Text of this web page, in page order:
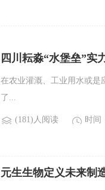
四川耘淼“水堡垒”实
在农业灌溉、工业用水或是
了...
(181)人阅读 时间
元生生物定义未来制